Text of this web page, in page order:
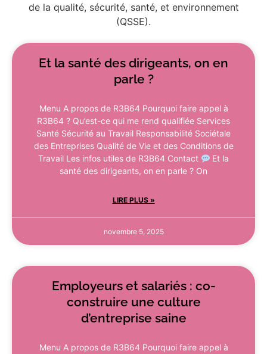
de la qualité, sécurité, santé, et environnement
(QSSE).
Et la santé des dirigeants, on en
parle ?
Menu A propos de R3B64 Pourquoi faire appel à
R3B64 ? Qu’est-ce qui me rend qualifiée Services
Santé Sécurité au Travail Responsabilité Sociétale
des Entreprises Qualité de Vie et des Conditions de
Travail Les infos utiles de R3B64 Contact
Et la
santé des dirigeants, on en parle ? On
LIRE PLUS »
novembre 5, 2025
Employeurs et salariés : co-
construire une culture
d’entreprise saine
Menu A propos de R3B64 Pourquoi faire appel à